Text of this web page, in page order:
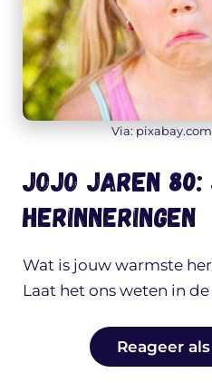
Via:
Jojo jaren 80:
herinneringen
Wat is jouw warmste
Laat het ons weten in de
Reageer